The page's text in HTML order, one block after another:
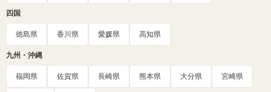
四国
徳島県 香川県 愛媛県 高知県
九州・沖縄
福岡県 佐賀県 長崎県 熊本県 大分県 宮崎県